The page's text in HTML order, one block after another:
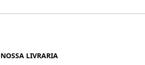
NOSSA LIVRARIA